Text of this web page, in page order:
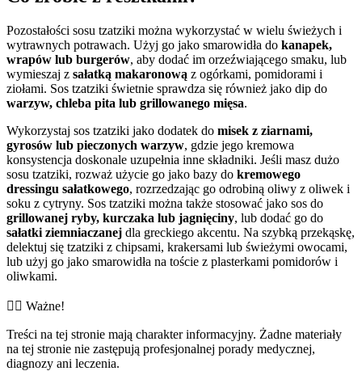
Pozostałości sosu tzatziki można wykorzystać w wielu świeżych i
wytrawnych potrawach. Użyj go jako smarowidła do kanapek,
wrapów lub burgerów, aby dodać im orzeźwiającego smaku, lub
wymieszaj z sałatką makaronową z ogórkami, pomidorami i
ziołami. Sos tzatziki świetnie sprawdza się również jako dip do
warzyw, chleba pita lub grillowanego mięsa.
Wykorzystaj sos tzatziki jako dodatek do misek z ziarnami,
gyrosów lub pieczonych warzyw, gdzie jego kremowa
konsystencja doskonale uzupełnia inne składniki. Jeśli masz dużo
sosu tzatziki, rozważ użycie go jako bazy do kremowego
dressingu sałatkowego, rozrzedzając go odrobiną oliwy z oliwek i
soku z cytryny. Sos tzatziki można także stosować jako sos do
grillowanej ryby, kurczaka lub jagnięciny, lub dodać go do
sałatki ziemniaczanej dla greckiego akcentu. Na szybką przekąskę,
delektuj się tzatziki z chipsami, krakersami lub świeżymi owocami,
lub użyj go jako smarowidła na toście z plasterkami pomidorów i
oliwkami.
👨‍⚕️️ Ważne!
Treści na tej stronie mają charakter informacyjny. Żadne materiały
na tej stronie nie zastępują profesjonalnej porady medycznej,
diagnozy ani leczenia.